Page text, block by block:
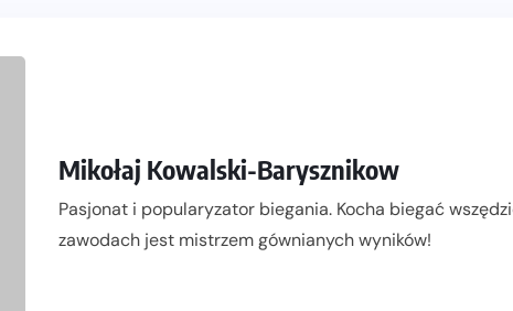
Mikołaj Kowalski-Barysznikow
Pasjonat i popularyzator biegania. Kocha biegać
zawodach jest mistrzem gównianych wyników!